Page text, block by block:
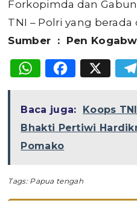
Forkopimda dan
TNI – Polri yang berada
Sumber : Pen
WhatsApp
X
Baca juga:
Koops
Bhakti Pertiwi
Pomako
Tags: Papua tengah